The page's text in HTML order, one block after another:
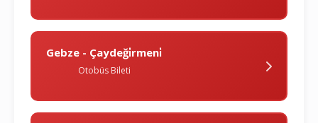
Gebze - Çaydeği̇rmeni̇
Otobüs Bileti